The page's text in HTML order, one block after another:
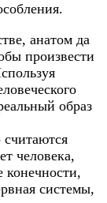
анатом да
произвести
образ
человека,
системы,